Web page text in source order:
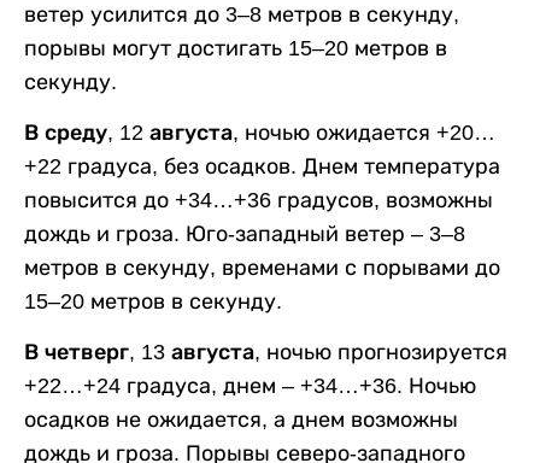
ветер усилится до 3–8 метров в секунду,
порывы могут достигать 15–20 метров в
секунду.
В среду, 12 августа, ночью ожидается +20…
+22 градуса, без осадков. Днем температура
повысится до +34…+36 градусов, возможны
дождь и гроза. Юго-западный ветер – 3–8
метров в секунду, временами с порывами до
15–20 метров в секунду.
В четверг, 13 августа, ночью прогнозируется
+22…+24 градуса, днем – +34…+36. Ночью
осадков не ожидается, а днем возможны
дождь и гроза. Порывы северо-западного